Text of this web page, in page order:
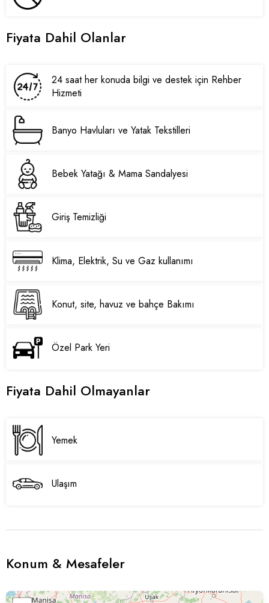
Fiyata Dahil Olanlar
24 saat her konuda bilgi ve destek için Rehber
Hizmeti
Banyo Havluları ve Yatak Tekstilleri
Bebek Yatağı & Mama Sandalyesi
Giriş Temizliği
Klima, Elektrik, Su ve Gaz kullanımı
Konut, site, havuz ve bahçe Bakımı
Özel Park Yeri
Fiyata Dahil Olmayanlar
Yemek
Ulaşım
Konum & Mesafeler